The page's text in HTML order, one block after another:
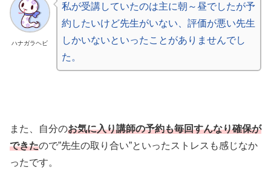
ハナガラヘビ
私が受講していたのは主に朝～昼でしたが予
約したいけど先生がいない、評価が悪い先生
しかいないといったことがありませんでし
た。
また、自分のお気に入り講師の予約も毎回すんなり確保が
できたので”先生の取り合い”といったストレスも感じなか
ったです。